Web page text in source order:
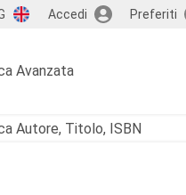
Accedi Preferiti
Avanzata